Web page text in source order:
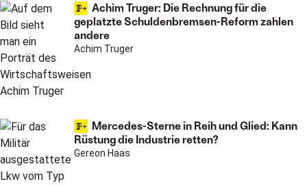
Achim Truger: Die Rechnung für die
geplatzte Schuldenbremsen-Reform zahlen
andere
Achim Truger
Mercedes-Sterne in Reih und Glied: Kann
Rüstung die Industrie retten?
Gereon Haas